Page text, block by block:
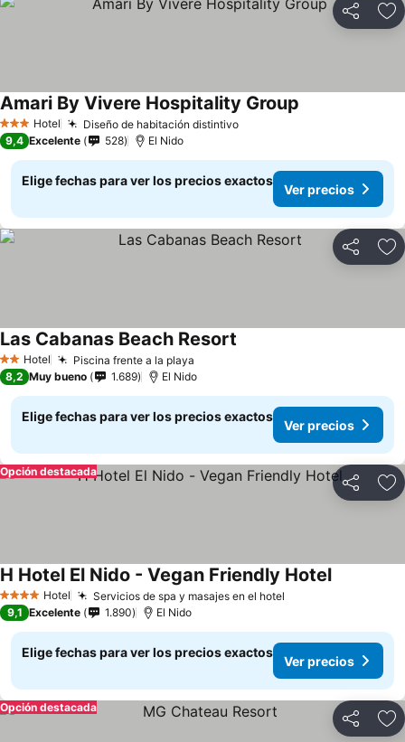
Compartir
3 Estrellas
Hotel Diseño de habitación distintivo
Amari By Vivere Hospitality Group
9,4 Excelente 528 El Nido
Elige fechas para ver los precios exactos
Ver precios
Compartir
2 Estrellas
Hotel Piscina frente a la playa
Las Cabanas Beach Resort
8,2 Muy bueno 1.689 El Nido
Elige fechas para ver los precios exactos
Ver precios
Compartir
Opción destacada
4 EstrellasHotel Servicios de spa y masajes en el hotel
H Hotel El Nido - Vegan Friendly Hotel
9,1 Excelente 1.890 El Nido
Elige fechas para ver los precios exactos
Ver precios
Compartir
Opción destacada